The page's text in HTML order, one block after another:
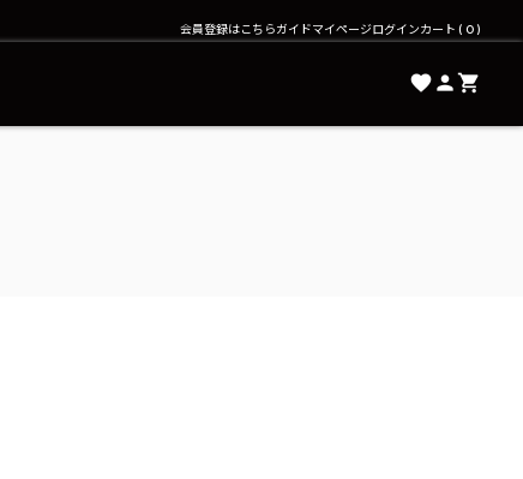
会員登録はこちらガイドマイページログインカート 0